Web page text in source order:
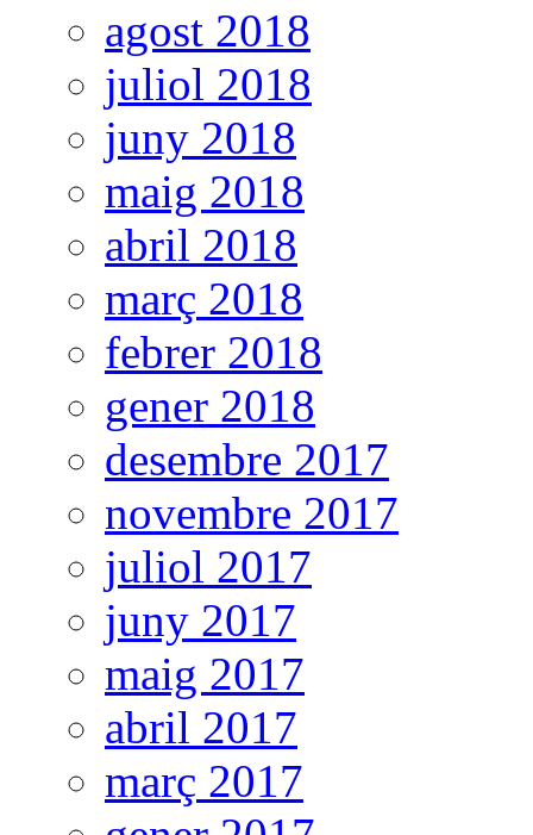
agost 2018
juliol 2018
juny 2018
maig 2018
abril 2018
març 2018
febrer 2018
gener 2018
desembre 2017
novembre 2017
juliol 2017
juny 2017
maig 2017
abril 2017
març 2017